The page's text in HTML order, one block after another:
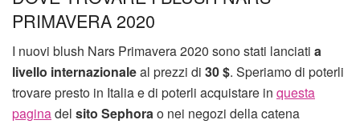
PRIMAVERA 2020
I nuovi blush Nars Primavera 2020 sono stati lanciati a
livello internazionaleal prezzi di 30 $. Speriamo di poterli
trovare presto in Italia e di poterli acquistare in questa
paginadel sito Sephorao nei negozi della catena